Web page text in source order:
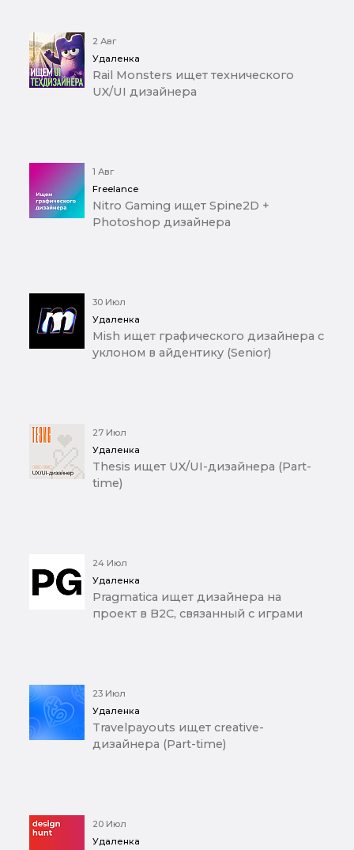
2 Авг
Удаленка
Rail Monsters ищет технического
UX/UI дизайнера
1 Авг
Freelance
Nitro Gaming ищет Spine2D +
Photoshop дизайнера
30 Июл
Удаленка
Mish ищет графического дизайнера с
уклоном в айдентику (Senior)
27 Июл
Удаленка
Thesis ищет UX/UI-дизайнера (Part-
time)
24 Июл
Удаленка
Pragmatica ищет дизайнера на
проект в B2C, связанный с играми
23 Июл
Удаленка
Travelpayouts ищет creative-
дизайнера (Part-time)
20 Июл
Удаленка